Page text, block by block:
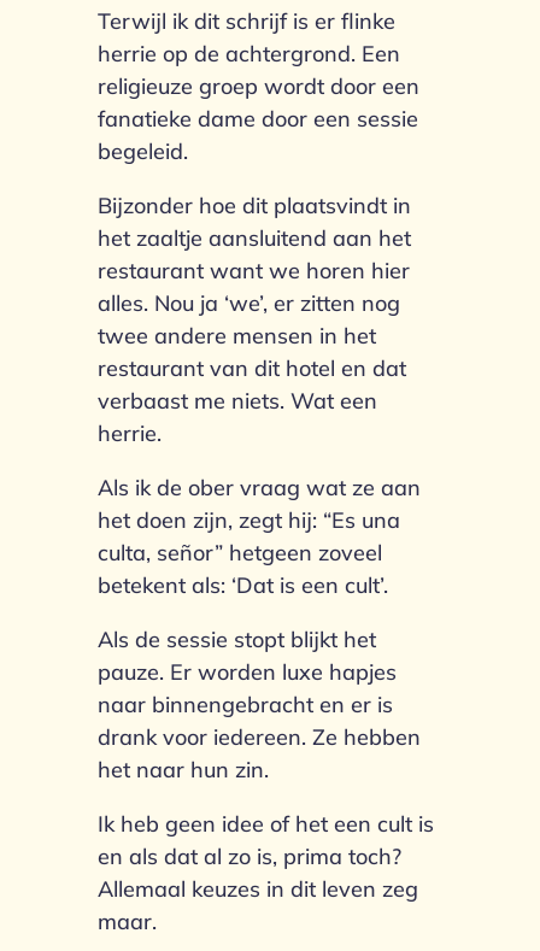
Terwijl ik dit schrijf is er flinke
herrie op de achtergrond. Een
religieuze groep wordt door een
fanatieke dame door een sessie
begeleid.
Bijzonder hoe dit plaatsvindt in
het zaaltje aansluitend aan het
restaurant want we horen hier
alles. Nou ja ‘we’, er zitten nog
twee andere mensen in het
restaurant van dit hotel en dat
verbaast me niets. Wat een
herrie.
Als ik de ober vraag wat ze aan
het doen zijn, zegt hij: “Es una
culta, señor” hetgeen zoveel
betekent als: ‘Dat is een cult’.
Als de sessie stopt blijkt het
pauze. Er worden luxe hapjes
naar binnengebracht en er is
drank voor iedereen. Ze hebben
het naar hun zin.
Ik heb geen idee of het een cult is
en als dat al zo is, prima toch?
Allemaal keuzes in dit leven zeg
maar.